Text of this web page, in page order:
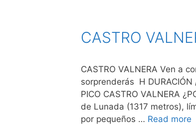
CASTRO
CASTRO VALNERA Ven a
sorprenderás H DURACIÓN
PICO CASTRO VALNERA
de Lunada (1317 metros),
por pequeños … Read more